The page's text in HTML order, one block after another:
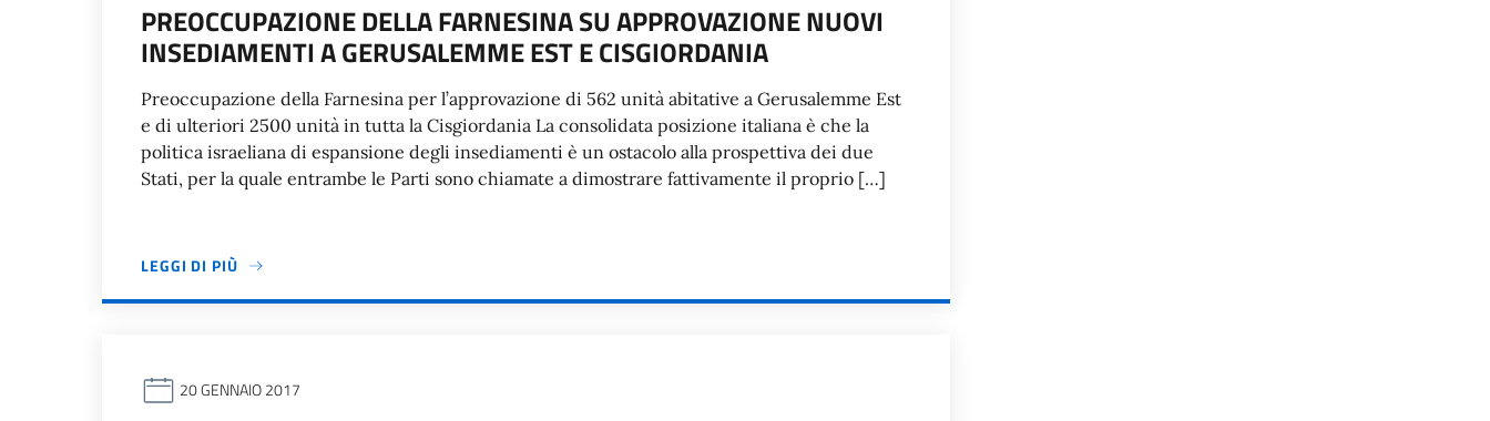
PREOCCUPAZIONE DELLA FARNESINA SU APPROVAZIONE NUOVI
INSEDIAMENTI A GERUSALEMME EST E CISGIORDANIA
Preoccupazione della Farnesina per l’approvazione di 562 unità abitative a Gerusalemme Est
e di ulteriori 2500 unità in tutta la Cisgiordania La consolidata posizione italiana è che la
politica israeliana di espansione degli insediamenti è un ostacolo alla prospettiva dei due
Stati, per la quale entrambe le Parti sono chiamate a dimostrare fattivamente il proprio […]
LEGGI DI PIÙ
20 GENNAIO 2017